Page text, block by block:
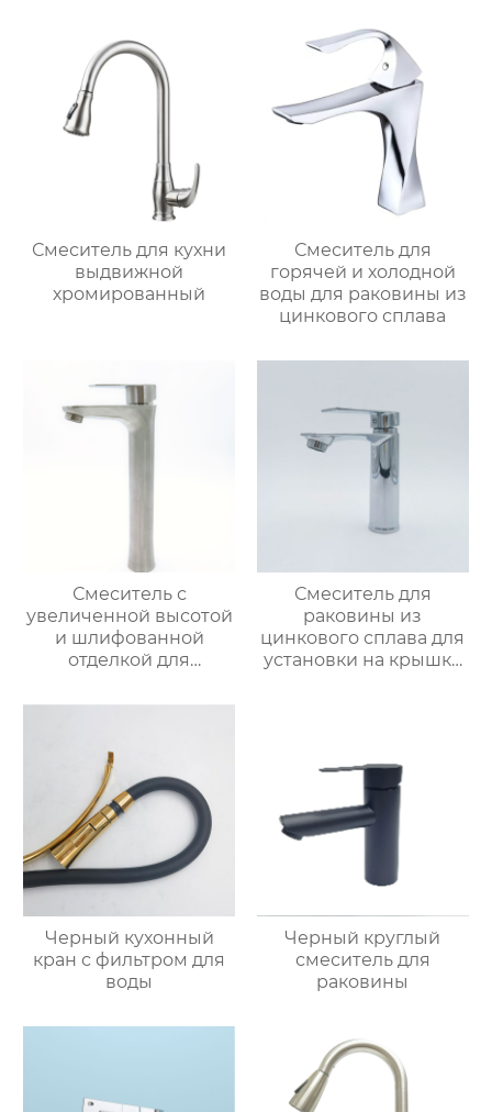
Смеситель для кухни
выдвижной
хромированный
Смеситель для
горячей и холодной
воды для раковины из
цинкового сплава
Смеситель с
увеличенной высотой
и шлифованной
отделкой для
Смеситель для
раковины из
цинкового сплава для
установки на крышку
Черный кухонный
кран с фильтром для
воды
Черный круглый
смеситель для
раковины